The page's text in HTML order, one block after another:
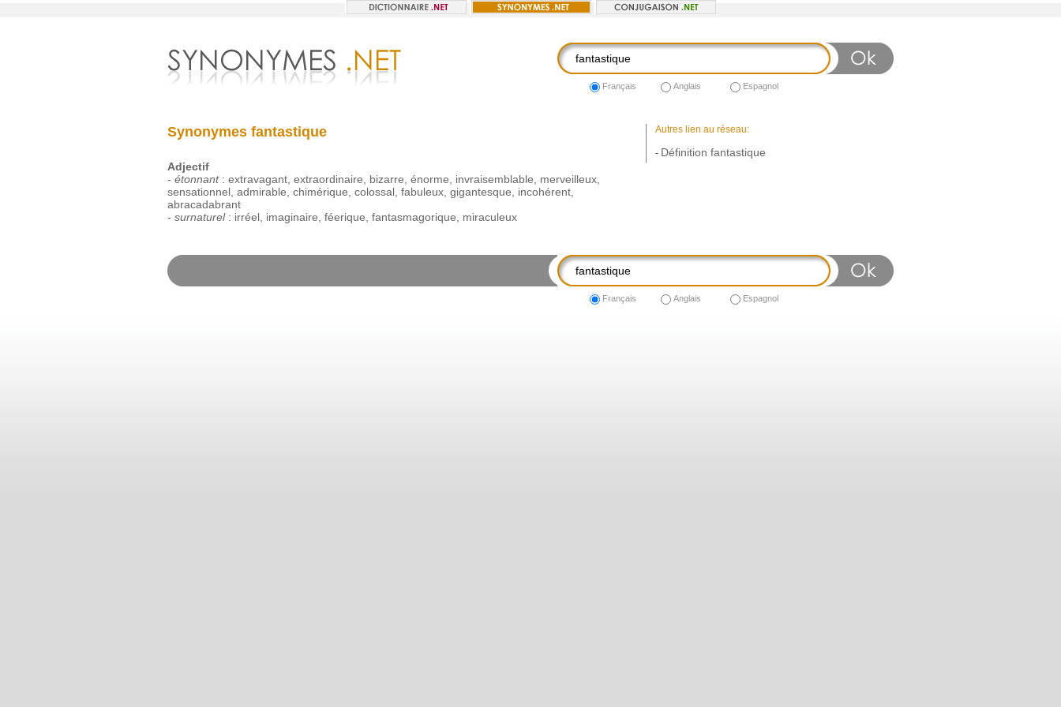
Français Anglais Espagnol
Synonymes fantastique
Adjectif
- étonnant: extravagant, extraordinaire bizarre énorme invraisemblable merveilleux,
sensationnel, admirable chimérique colossal, fabuleux, gigantesque incohérent,
abracadabrant
- surnaturel: irréel, imaginaire féerique fantasmagorique miraculeux
Autres lien au réseau:
- Définition fantastique
Français Anglais Espagnol